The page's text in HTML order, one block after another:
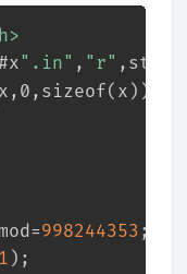
".in" , "r"
998244353 ;
);